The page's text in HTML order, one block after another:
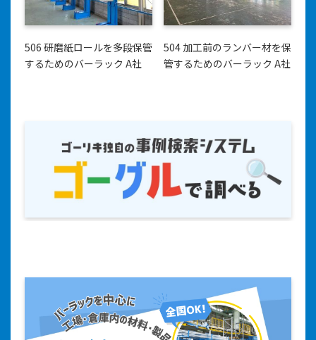
506 研磨紙ロールを多段保管
するためのバーラック A社
504 加工前のランバー材を保
管するためのバーラック A社